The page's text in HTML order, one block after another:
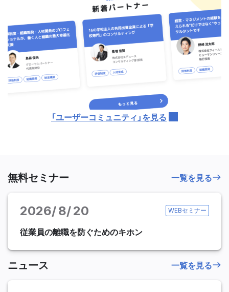
無料セミナー
2026 8 20 WEBセミナー
従業員の離職を防ぐためのキホン
一覧を見る
ニュース 一覧を見る
「ユーザーコミュニティ」を見る